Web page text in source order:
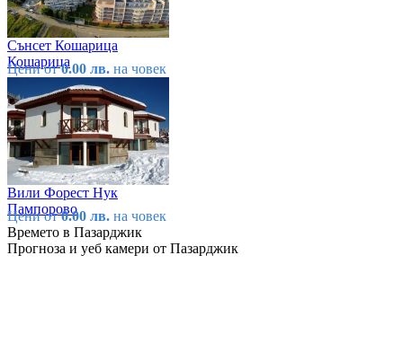
Сънсет Кошарица
Кошарица
Цени от0.00 лв. на човек
Вили Форест Нук
Пампорово
Цени от0.00 лв. на човек
Времето в Пазарджик
Прогноза и уеб камери от Пазарджик